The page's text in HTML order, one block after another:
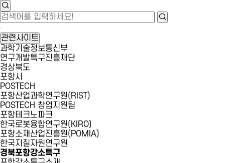
관련사이트
과학기술정보통신부
연구개발특구진흥재단
경상북도
포항시
POSTECH
포항산업과학연구원(RIST)
POSTECH 창업지원팀
포항테크노파크
한국로봇융합연구원(KIRO)
포항소재산업진흥원(POMIA)
한국지질자원연구원
경북포항강소특구